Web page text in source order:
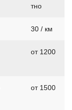
тно
30 / км
от 1200
от 1500